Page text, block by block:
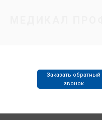
Заказать обратный
звонок
2805
5515